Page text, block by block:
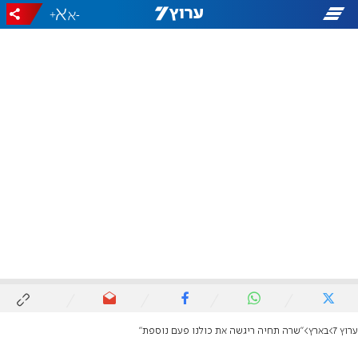
-
+
ערוץ 7 בארץ "שרה תחיה ריגשה את כולנו פעם נוספת"